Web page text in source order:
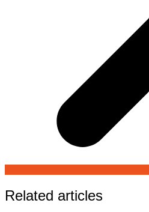
Related articles